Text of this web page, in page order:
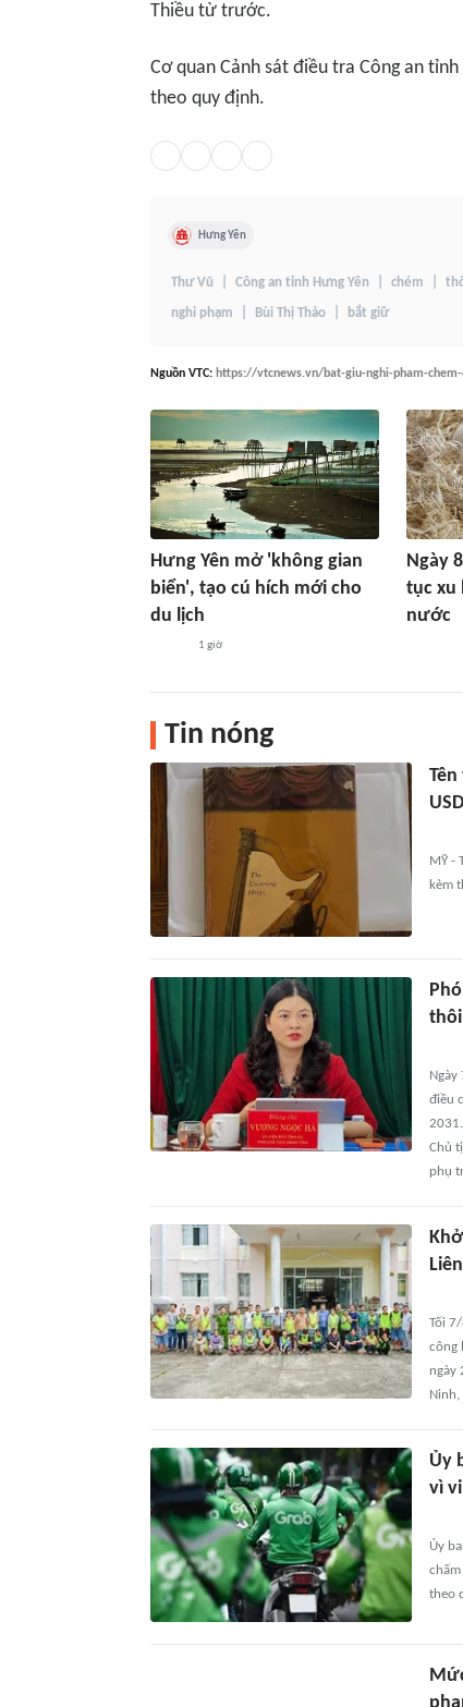
Thiều từ trước.
Cơ quan Cảnh sát điều tra Công an
theo quy định.
Hưng Yên
Thư Vũ Công an tỉnh Hưng Yên chém
nghi phạm Bùi Thị Thảo bắt giữ
Nguồn VTC: https://vtcnews.vn/bat-giu-nghi-pham-
Hưng Yên mở 'không gian
biển', tạo cú hích mới cho
du lịch
1 giờ
Ngày
tục xu
nước
Tin nóng
MỸ -
kèm
Ngày
điều
Chủ
phụ
Tối
công
ngày
Ninh,
Ủy
vì
Ủy
theo